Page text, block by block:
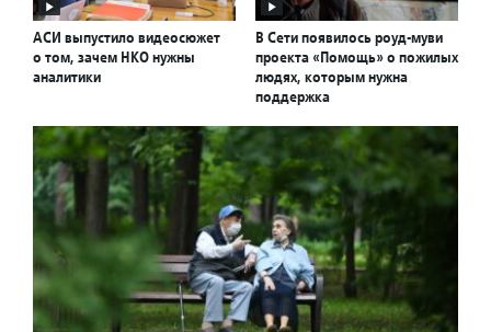
АСИ выпустило видеосюжет
о том, зачем НКО нужны
аналитики
В Сети появилось роуд-муви
проекта «Помощь» о пожилых
людях, которым нужна
поддержка